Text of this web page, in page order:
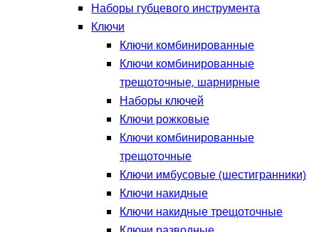
Наборы губцевого инструмента
Ключи
Ключи комбинированные
Ключи комбинированные
трещоточные, шарнирные
Наборы ключей
Ключи рожковые
Ключи комбинированные
трещоточные
Ключи имбусовые (шестигранники)
Ключи накидные
Ключи накидные трещоточные